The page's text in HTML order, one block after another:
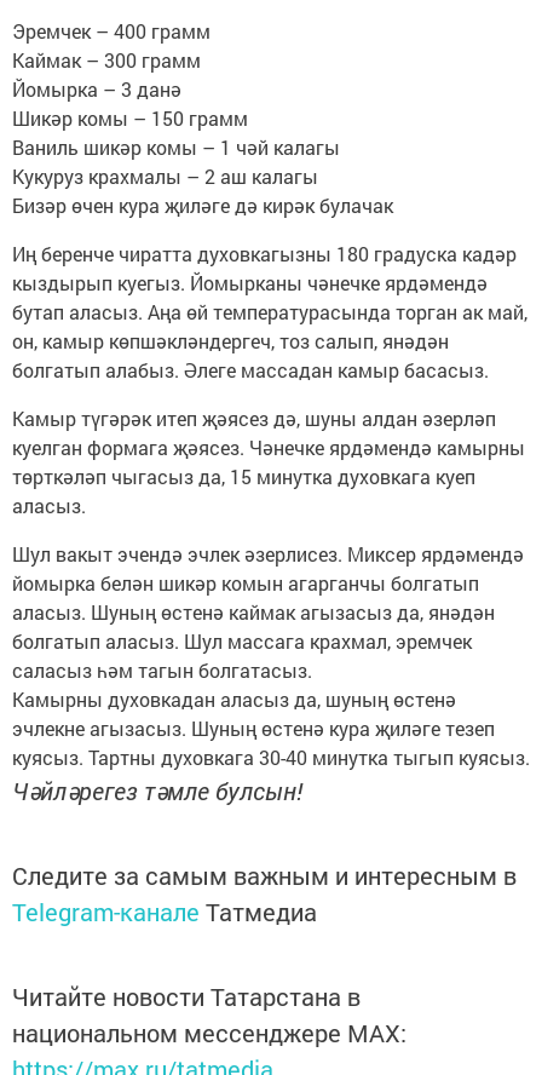
Эремчек – 400 грамм
Каймак – 300 грамм
Йомырка – 3 данә
Шикәр комы – 150 грамм
Ваниль шикәр комы – 1 чәй калагы
Кукуруз крахмалы – 2 аш калагы
Бизәр өчен кура җиләге дә кирәк булачак
Иң беренче чиратта духовкагызны 180 градуска кадәр
кыздырып куегыз. Йомырканы чәнечке ярдәмендә
бутап аласыз. Аңа өй температурасында торган ак май,
он, камыр көпшәкләндергеч, тоз салып, янәдән
болгатып алабыз. Әлеге массадан камыр басасыз.
Камыр түгәрәк итеп җәясез дә, шуны алдан әзерләп
куелган формага җәясез. Чәнечке ярдәмендә камырны
төрткәләп чыгасыз да, 15 минутка духовкага куеп
аласыз.
Шул вакыт эчендә эчлек әзерлисез. Миксер ярдәмендә
йомырка белән шикәр комын агарганчы болгатып
аласыз. Шуның өстенә каймак агызасыз да, янәдән
болгатып аласыз. Шул массага крахмал, эремчек
саласыз һәм тагын болгатасыз.
Камырны духовкадан аласыз да, шуның өстенә
эчлекне агызасыз. Шуның өстенә кура җиләге тезеп
куясыз. Тартны духовкага 30-40 минутка тыгып куясыз.
Чәйләрегез тәмле булсын!
Следите за самым важным и интересным в
Telegram-канале Татмедиа
Читайте новости Татарстана в
национальном мессенджере MАХ: